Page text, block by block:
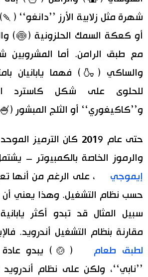
شهرة مثل زلابية الأرز ’’دانغو‘‘
أو كعكة السمك الحلزونية (🍥)
مع طبق الرامن. أما المشروبين
والساكي (🍶) فهما يابانيان
للحلوى على شكل كاسترد
و’’كاكيغوري‘‘ أو الثلج المبشور
حتى عام 2019 كان
والرموز الخاصة بالكمبيوتر – يشتمل
إيموجي
، على الرغم من أنها
حسب نظام التشغيل. وهذا يعني أن
مقارنة بنظام التشغيل أندرويد.
لطبق طعام
(🍲) يبدو
’’نابي‘‘، ولكن على نظام